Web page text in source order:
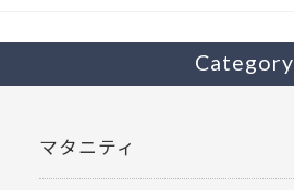
Category
マタニティ